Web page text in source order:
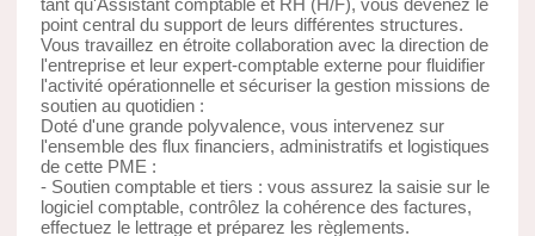
point central du support de leurs différentes structures.
Vous travaillez en étroite collaboration avec la direction de
l'entreprise et leur expert-comptable externe pour fluidifier
l'activité opérationnelle et sécuriser la gestion missions de
soutien au quotidien :
Doté d'une grande polyvalence, vous intervenez sur
l'ensemble des flux financiers, administratifs et logistiques
de cette PME :
- Soutien comptable et tiers : vous assurez la saisie sur le
logiciel comptable, contrôlez la cohérence des factures,
effectuez le lettrage et préparez les règlements.